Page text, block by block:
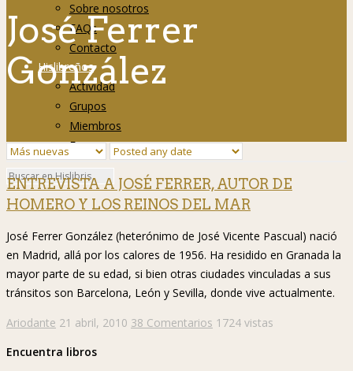
Sobre nosotros
FAQs
Contacto
Hislibreños
Actividad
Grupos
Miembros
Foro
José Ferrer
González
ENTREVISTA A JOSÉ FERRER, AUTOR DE
HOMERO Y LOS REINOS DEL MAR
José Ferrer González (heterónimo de José Vicente Pascual) nació
en Madrid, allá por los calores de 1956. Ha residido en Granada la
mayor parte de su edad, si bien otras ciudades vinculadas a sus
tránsitos son Barcelona, León y Sevilla, donde vive actualmente.
Ariodante 21 abril, 2010 38 Comentarios 1724 vistas
Encuentra libros